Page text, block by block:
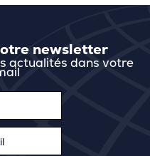
newsletter
actualités dans votre